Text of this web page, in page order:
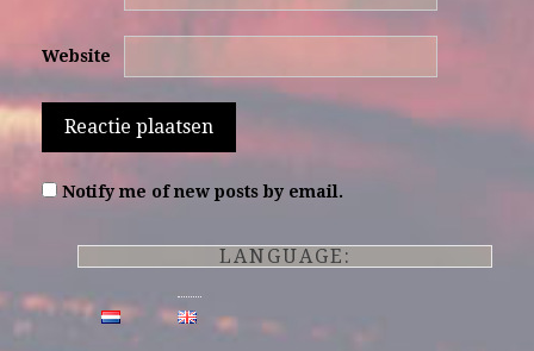
Website
Notify me of new posts by email.
LANGUAGE: